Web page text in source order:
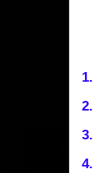
1.
2.
3.
4.